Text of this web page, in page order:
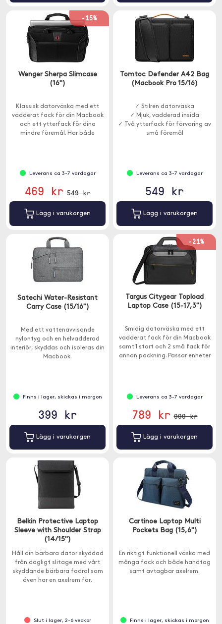
-15%
Wenger Sherpa Slimcase
(16")
Klassisk datorväska med ett
vadderat fack för din Macbook
och ett ytterfack för dina
mindre föremål. Har både
Leverans ca 3-7 vardagar
469 kr 549 kr
Lägg i varukorgen
Tomtoc Defender A42 Bag
(Macbook Pro 15/16)
✓ Stilren datorväska
✓ Mjuk, vadderad insida
✓ Två ytterfack för förvaring av
små föremål
Leverans ca 3-7 vardagar
549 kr
Lägg i varukorgen
Satechi Water-Resistant
Carry Case (15/16")
Med ett vattenavvisande
nylontyg och en helvadderad
interiör, skyddas och isoleras din
Macbook.
Finns i lager, skickas i morgon
399 kr
Lägg i varukorgen
-21%
Targus Citygear Topload
Laptop Case (15-17,3")
Smidig datorväska med ett
vadderat fack för din Macbook
samt 1 stort och 2 små fack för
annan packning. Passar enheter
Leverans ca 3-7 vardagar
789 kr 999 kr
Lägg i varukorgen
Belkin Protective Laptop
Sleeve with Shoulder Strap
(14/15")
Håll din bärbara dator skyddad
från dagligt slitage med vårt
skyddande bärbara fodral som
även har en axelrem för.
Slut i lager, 2-6 veckor
Cartinoe Laptop Multi
Pockets Bag (15,6")
En riktigt funktionell väska med
många fack och både handtag
samt avtagbar axelrem.
Finns i lager, skickas i morgon